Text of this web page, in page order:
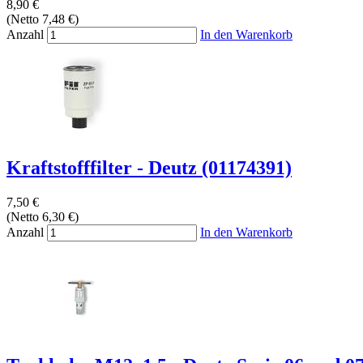
8,90 €
(Netto 7,48 €)
Anzahl
In den Warenkorb
Kraftstofffilter - Deutz (01174391)
7,50 €
(Netto 6,30 €)
Anzahl
In den Warenkorb